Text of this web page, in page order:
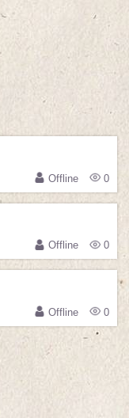
Offline
0
Offline
0
Offline
0